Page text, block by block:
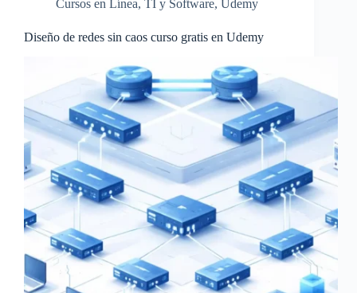
Cursos en Línea, TI y Software, Udemy
Diseño de redes sin caos curso gratis en Udemy